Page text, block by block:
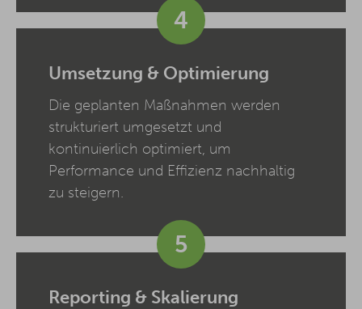
4
Umsetzung & Optimierung
Die geplanten Maßnahmen werden
strukturiert umgesetzt und
kontinuierlich optimiert, um
Performance und Effizienz nachhaltig
zu steigern.
5
Reporting & Skalierung